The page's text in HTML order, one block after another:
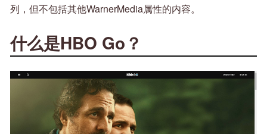
列，但不包括其他WarnerMedia属性的内容。
什么是HBO Go？